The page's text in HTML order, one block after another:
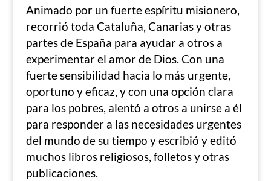
Animado por un fuerte espíritu misionero,
recorrió toda Cataluña, Canarias y otras
partes de España para ayudar a otros a
experimentar el amor de Dios. Con una
fuerte sensibilidad hacia lo más urgente,
oportuno y eficaz, y con una opción clara
para los pobres, alentó a otros a unirse a él
para responder a las necesidades urgentes
del mundo de su tiempo y escribió y editó
muchos libros religiosos, folletos y otras
publicaciones.